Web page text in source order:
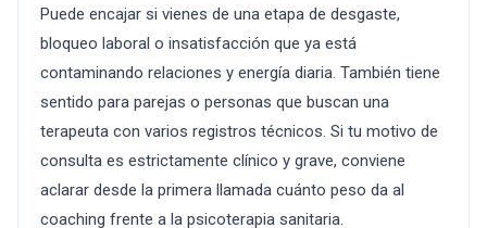
Puede encajar si vienes de una etapa de desgaste,
bloqueo laboral o insatisfacción que ya está
contaminando relaciones y energía diaria. También tiene
sentido para parejas o personas que buscan una
terapeuta con varios registros técnicos. Si tu motivo de
consulta es estrictamente clínico y grave, conviene
aclarar desde la primera llamada cuánto peso da al
coaching frente a la psicoterapia sanitaria.